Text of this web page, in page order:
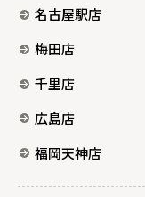
名古屋駅店
梅田店
千里店
広島店
福岡天神店